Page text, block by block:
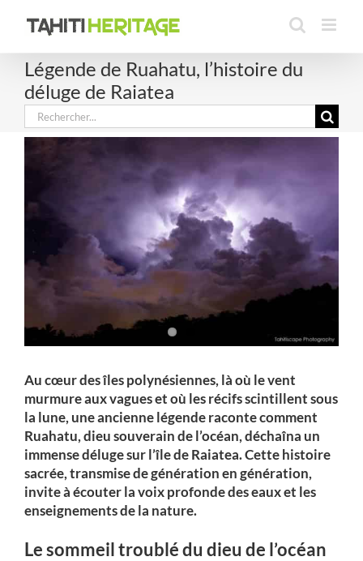
Légende de Ruahatu, l’histoire du
déluge de Raiatea
Rechercher:
Au cœur des îles polynésiennes, là où le vent
murmure aux vagues et où les récifs scintillent sous
la lune, une ancienne légende raconte comment
Ruahatu, dieu souverain de l’océan, déchaîna un
immense déluge sur l’île de Raiatea. Cette histoire
sacrée, transmise de génération en génération,
invite à écouter la voix profonde des eaux et les
enseignements de la nature.
Le sommeil troublé du dieu de l’océan